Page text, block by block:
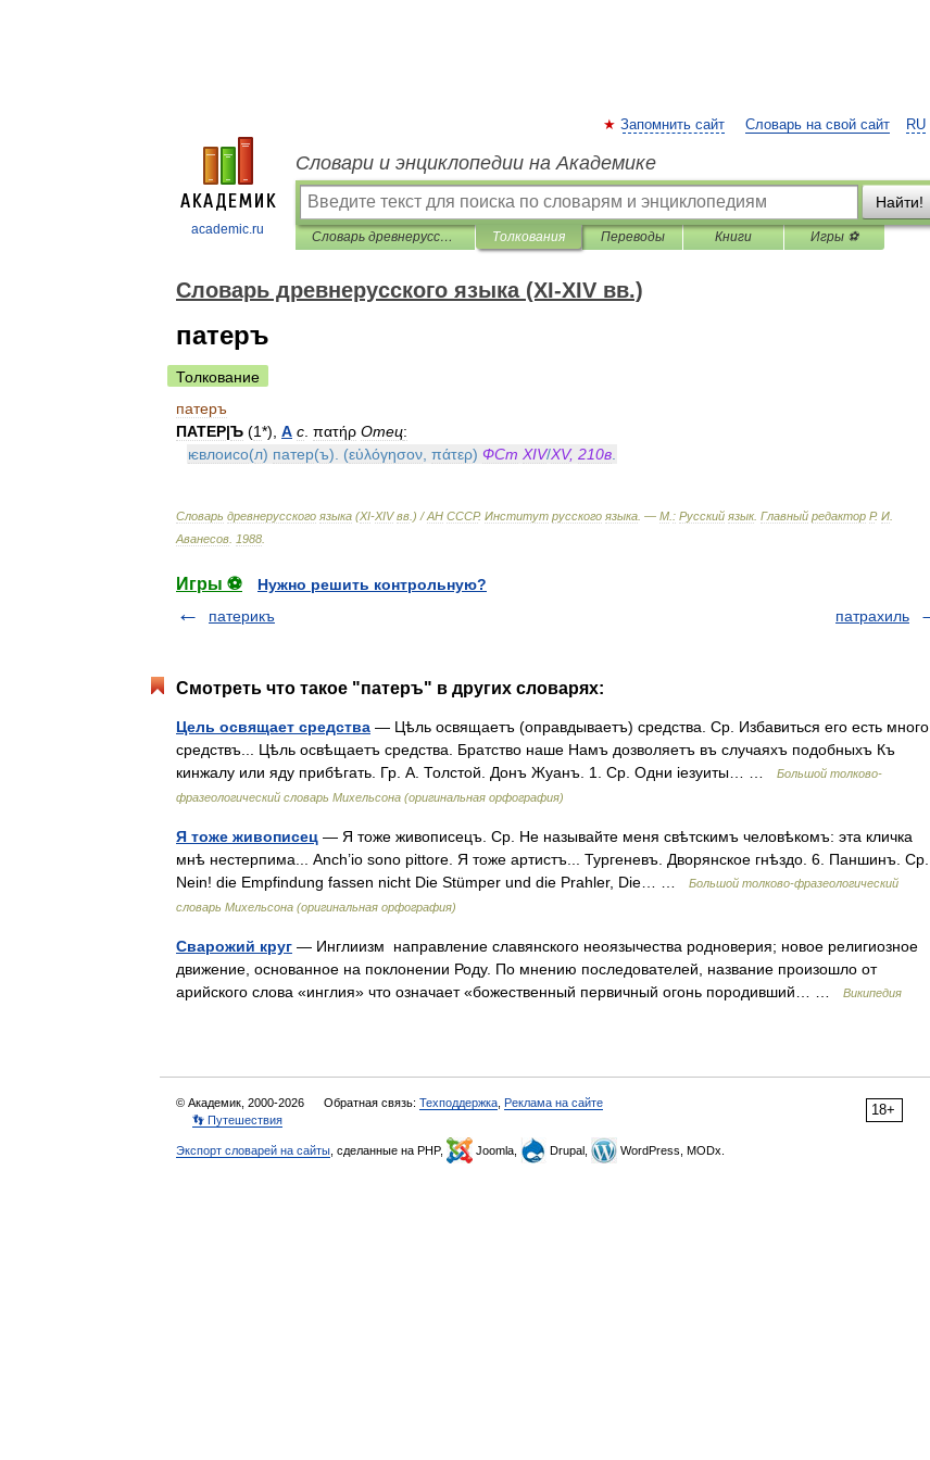
academic.ru
RU
Запомнить сайт Словарь на свой сайт
Словари и энциклопедии на Академике
Найти!
Словарь древнерусского языка (XI-XIV вв.) Толкования Переводы Книги Игры ⚽
Словарь древнерусского языка (XI-XIV вв.)
патеръ
Толкование
патеръ
ПАТЕР|Ъ (1*), А с πατήρ Отец:
ѥвлоисо(л) патер(ъ). (εὐλόγησον πάτερ) ФСт XIV/XV, 210в
Словарь древнерусского языка (XI-XIV вв .) /АН СССР. Институт русского языка . — М : Русский язык. Главный редактор Р. И
Аванесов 1988
Игры ⚽
Нужно решить контрольную?
патерикъ
патрахиль
Смотреть что такое "патеръ" в других словарях:
Цель освящает средства — Цѣль освящаетъ (оправдываетъ) средства. Ср. Избавиться его есть много
средствъ... Цѣль освѣщаетъ средства. Братство наше Намъ дозволяетъ въ случаяхъ подобныхъ Къ
кинжалу или яду прибѣгать. Гр. А. Толстой. Донъ Жуанъ. 1. Ср. Одни іезуиты… …
Большой толково-
фразеологический словарь Михельсона (оригинальная орфография)
Я тоже живописец — Я тоже живописецъ. Ср. Не называйте меня свѣтскимъ человѣкомъ: эта кличка
мнѣ нестерпима... Anch’io sono pittore. Я тоже артистъ... Тургеневъ. Дворянское гнѣздо. 6. Паншинъ. Ср.
Nein! die Empfindung fassen nicht Die Stümper und die Prahler, Die… …
Большой толково-фразеологический
словарь Михельсона (оригинальная орфография)
Сварожий круг — Инглиизм направление славянского неоязычества родноверия; новое религиозное
движение, основанное на поклонении Роду. По мнению последователей, название произошло от
арийского слова «инглия» что означает «божественный первичный огонь породивший… …
Википедия
18+
© Академик, 2000-2026 Обратная связь: Техподдержка Реклама на сайте
👣 Путешествия
Экспорт словарей на сайты , сделанные на PHP, Joomla, Drupal, WordPress, MODx.